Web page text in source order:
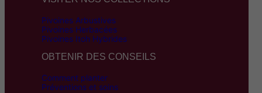
Pivoines Arbustives
Pivoines Herbacées
Pivoines Itoh Hybrides
OBTENIR DES CONSEILS
Comment planter
Préventions et soins